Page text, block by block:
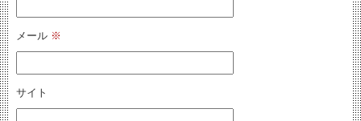
メール ※
サイト